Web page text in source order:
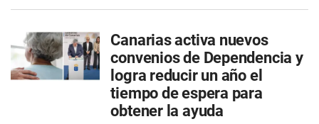
Canarias activa nuevos
convenios de Dependencia y
logra reducir un año el
tiempo de espera para
obtener la ayuda